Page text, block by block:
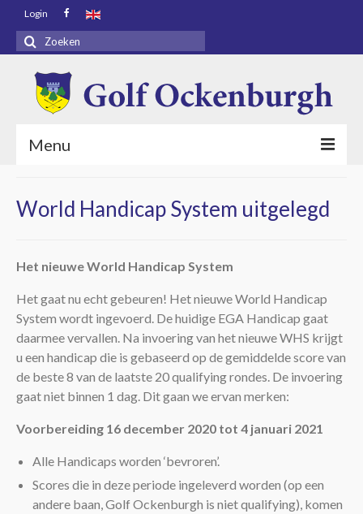
Login
Zoeken
naar:
Menu
Bezoekers
Golf Ockenburgh
Restaurant
Leden
World Handicap System uitgelegd
Het nieuwe World Handicap System
Het gaat nu echt gebeuren! Het nieuwe World Handicap
System wordt ingevoerd. De huidige EGA Handicap gaat
daarmee vervallen. Na invoering van het nieuwe WHS krijgt
u een handicap die is gebaseerd op de gemiddelde score van
de beste 8 van de laatste 20 qualifying rondes. De invoering
gaat niet binnen 1 dag. Dit gaan we ervan merken:
Voorbereiding 16 december 2020 tot 4 januari 2021
Alle Handicaps worden ‘bevroren’.
Scores die in deze periode ingeleverd worden (op een
andere baan, Golf Ockenburgh is niet qualifying), komen